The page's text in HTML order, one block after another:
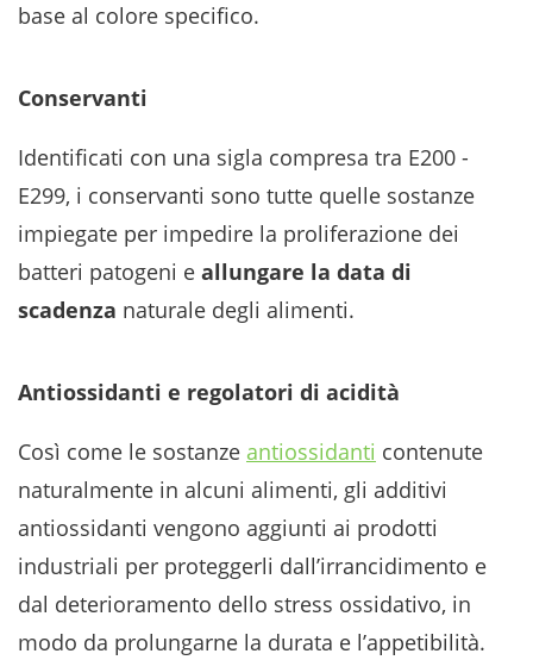
base al colore specifico.
Conservanti
Identificati con una sigla compresa tra E200 -
E299, i conservanti sono tutte quelle sostanze
impiegate per impedire la proliferazione dei
batteri patogeni e allungare la data di
scadenza naturale degli alimenti.
Antiossidanti e regolatori di acidità
Così come le sostanze antiossidanti contenute
naturalmente in alcuni alimenti, gli additivi
antiossidanti vengono aggiunti ai prodotti
industriali per proteggerli dall’irrancidimento e
dal deterioramento dello stress ossidativo, in
modo da prolungarne la durata e l’appetibilità.